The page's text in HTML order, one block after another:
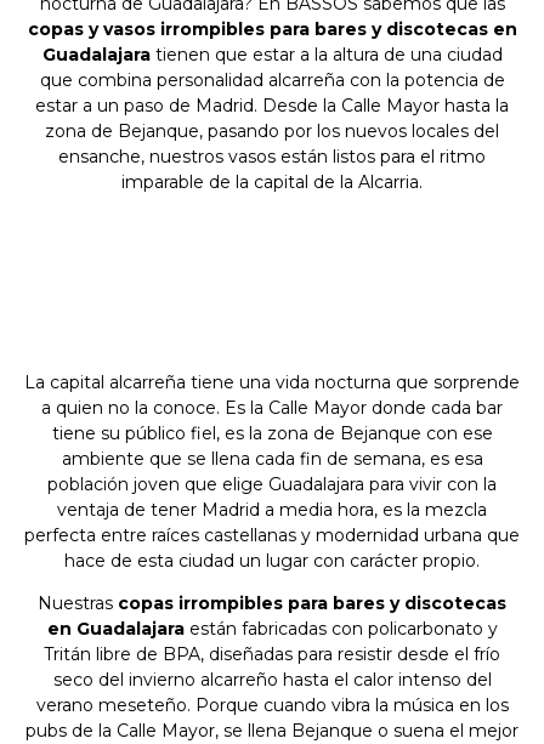
copas y vasos irrompibles para bares y discotecas en
Guadalajaratienen que estar a la altura de una ciudad
que combina personalidad alcarreña con la potencia de
estar a un paso de Madrid. Desde la Calle Mayor hasta la
zona de Bejanque, pasando por los nuevos locales del
ensanche, nuestros vasos están listos para el ritmo
imparable de la capital de la Alcarria.
La capital alcarreña tiene una vida nocturna que sorprende
a quien no la conoce. Es la Calle Mayor donde cada bar
tiene su público fiel, es la zona de Bejanque con ese
ambiente que se llena cada fin de semana, es esa
población joven que elige Guadalajara para vivir con la
ventaja de tener Madrid a media hora, es la mezcla
perfecta entre raíces castellanas y modernidad urbana que
hace de esta ciudad un lugar con carácter propio.
Nuestras copas irrompibles para bares y discotecas
en Guadalajaraestán fabricadas con policarbonato y
Tritán libre de BPA, diseñadas para resistir desde el frío
seco del invierno alcarreño hasta el calor intenso del
verano meseteño. Porque cuando vibra la música en los
pubs de la Calle Mayor, se llena Bejanque o suena el mejor